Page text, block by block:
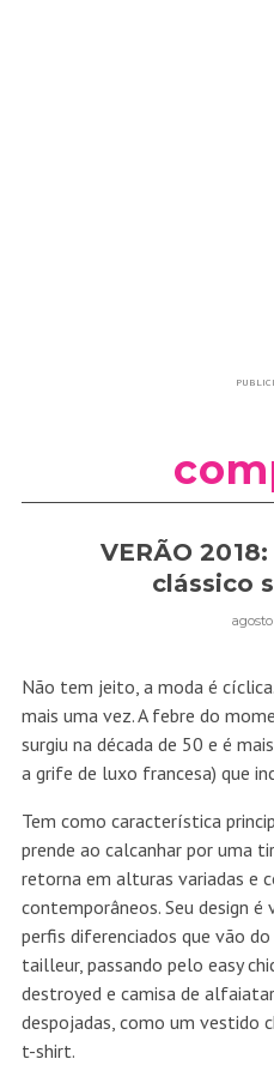
VERÃO
clássico
Não tem jeito, a moda é
mais uma vez. A febre do
surgiu na década de 50 e é
a grife de luxo francesa) que
Tem como característica
prende ao calcanhar por uma
retorna em alturas variadas e
contemporâneos. Seu design
perfis diferenciados que vão
tailleur, passando pelo easy
destroyed e camisa de
despojadas, como um vestido
t-shirt.